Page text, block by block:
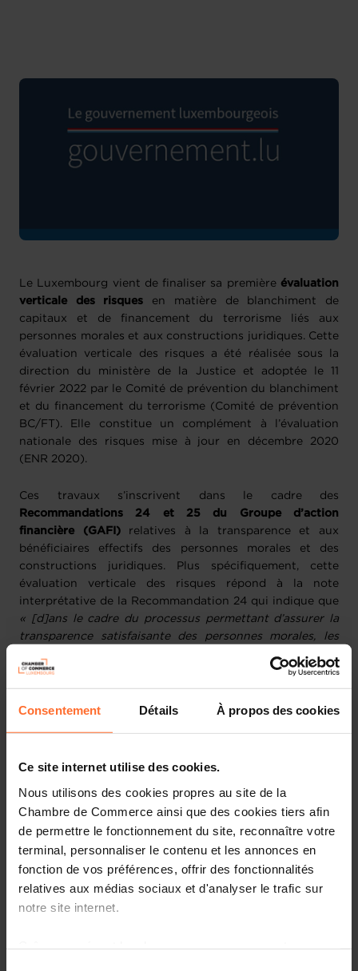
Consentement Détails À propos des cookies
Ce site internet utilise des cookies.
Nous utilisons des cookies propres au site de la
Chambre de Commerce ainsi que des cookies tiers afin
de permettre le fonctionnement du site, reconnaître votre
terminal, personnaliser le contenu et les annonces en
fonction de vos préférences, offrir des fonctionnalités
relatives aux médias sociaux et d'analyser le trafic sur
notre site internet.
Le Luxembourg vient de finaliser sa première évaluation
verticale des risques en matière de blanchiment de
capitaux et de financement du terrorisme liés aux
personnes morales et aux constructions juridiques. Cette
évaluation verticale des risques a été réalisée sous la
direction du ministère de la Justice et adoptée le 11
février 2022 par le Comité de prévention du blanchiment
et du financement du terrorisme (Comité de prévention
BC/FT). Elle constitue un complément à l’évaluation
nationale des risques mise à jour en décembre 2020
(ENR 2020).
Ces travaux s’inscrivent dans le cadre des
Recommandations 24 et 25 du Groupe d’action
financière (GAFI)relatives à la transparence et aux
bénéficiaires effectifs des personnes morales et des
constructions juridiques. Plus spécifiquement, cette
évaluation verticale des risques répond à la note
interprétative de la Recommandation 24 qui indique que
« [d]ans le cadre du processus permettant d’assurer la
transparence satisfaisante des personnes morales, les
les risques de blanchiment de capitaux et de financement
du terrorisme liés aux différents types de personnes
morales créées dans le pays ».
risques est étroitement liée à l’ENR 2020, mais avec
L'analyse des risques se situe à deux niveaux :
Au premier niveau, le risque d'utilisation abusive des
entreprises luxembourgeoises à des fins de BC/FT
(lesrisques liés au secteur des entreprises) est
évalué en fonction de la capacité du Luxembourg à